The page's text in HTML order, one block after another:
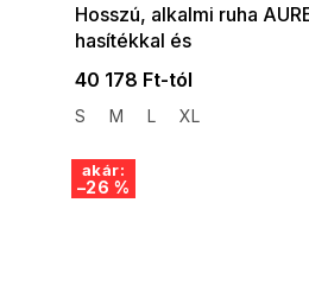
Hosszú, alkalmi ruha
hasítékkal és
nyakkivágássalszabás, V
világoskék S brokáttal
40 178 Ft-tól
S M L XL
akár:
–26 %